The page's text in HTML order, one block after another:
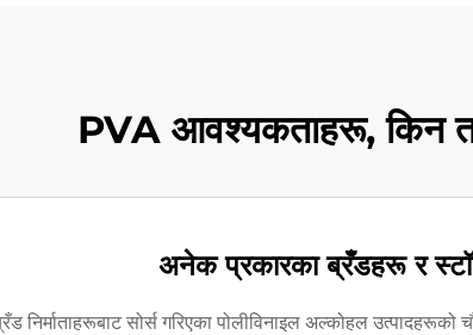
PVA आवश्यकताहरू, किन त
अनेक प्रकारका ब्रँडहरू र
निर्माताहरूबाट सोर्स गरिएका पोलीविनाइल अल्कोहल